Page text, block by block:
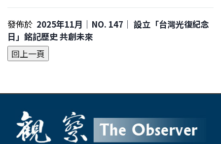
發佈於 2025年11月｜NO. 147│ 設立「台灣光復紀念
日」銘記歷史 共創未來